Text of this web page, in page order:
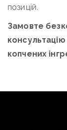
позицій.
Замовте
копчених